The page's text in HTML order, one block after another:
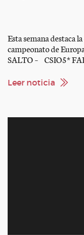
Esta semana destaca
campeonato de
SALTO – CSIO5*
vichy.com Pilar
Leer noticia